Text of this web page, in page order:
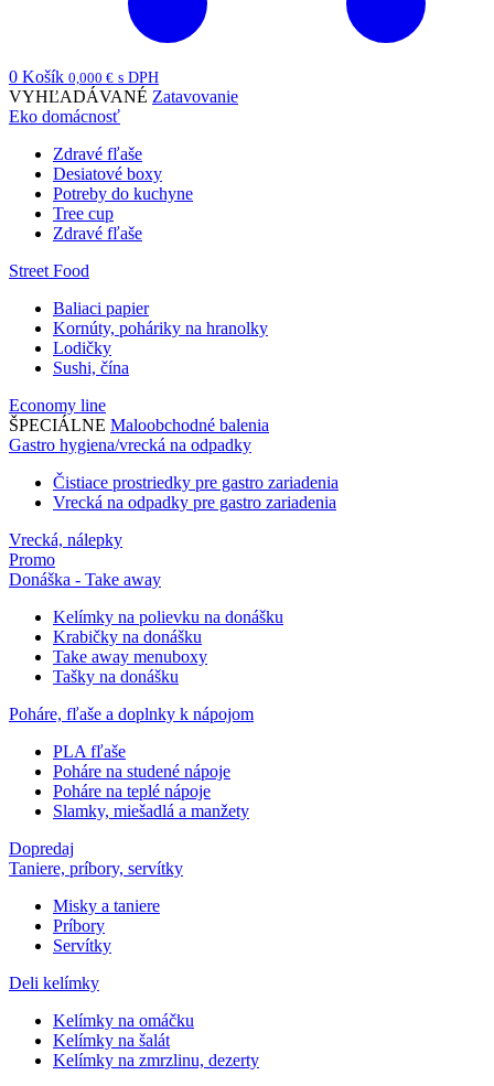
0 Košík 0,000 € s DPH
VYHĽADÁVANÉ Zatavovanie
Eko domácnosť
Zdravé fľaše
Desiatové boxy
Potreby do kuchyne
Tree cup
Zdravé fľaše
Street Food
Baliaci papier
Kornúty, poháriky na hranolky
Lodičky
Sushi, čína
Economy line
ŠPECIÁLNE Maloobchodné balenia
Gastro hygiena/vrecká na odpadky
Čistiace prostriedky pre gastro zariadenia
Vrecká na odpadky pre gastro zariadenia
Vrecká, nálepky
Promo
Donáška - Take away
Kelímky na polievku na donášku
Krabičky na donášku
Take away menuboxy
Tašky na donášku
Poháre, fľaše a doplnky k nápojom
PLA fľaše
Poháre na studené nápoje
Poháre na teplé nápoje
Slamky, miešadlá a manžety
Dopredaj
Taniere, príbory, servítky
Misky a taniere
Príbory
Servítky
Deli kelímky
Kelímky na omáčku
Kelímky na šalát
Kelímky na zmrzlinu, dezerty